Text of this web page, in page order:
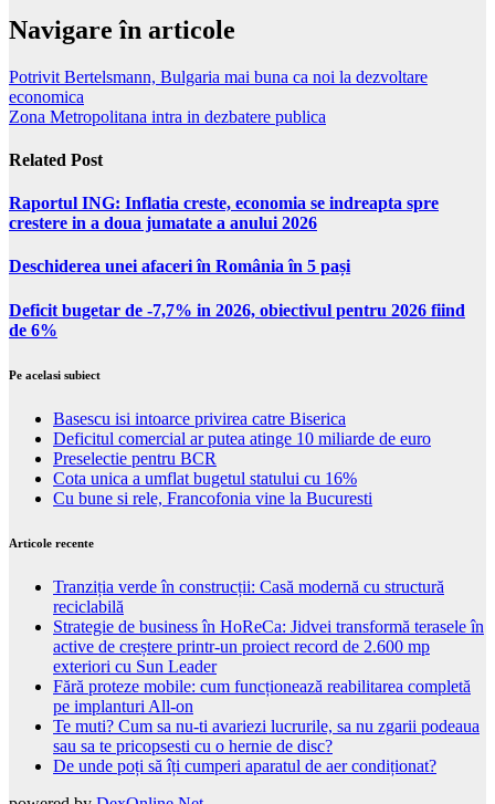
Navigare în articole
Potrivit Bertelsmann, Bulgaria mai buna ca noi la dezvoltare
economica
Zona Metropolitana intra in dezbatere publica
Related Post
Raportul ING: Inflatia creste, economia se indreapta spre
crestere in a doua jumatate a anului 2026
Deschiderea unei afaceri în România în 5 pași
Deficit bugetar de -7,7% in 2026, obiectivul pentru 2026 fiind
de 6%
Pe acelasi subiect
Basescu isi intoarce privirea catre Biserica
Deficitul comercial ar putea atinge 10 miliarde de euro
Preselectie pentru BCR
Cota unica a umflat bugetul statului cu 16%
Cu bune si rele, Francofonia vine la Bucuresti
Articole recente
Tranziția verde în construcții: Casă modernă cu structură
reciclabilă
Strategie de business în HoReCa: Jidvei transformă terasele în
active de creștere printr-un proiect record de 2.600 mp
exteriori cu Sun Leader
Fără proteze mobile: cum funcționează reabilitarea completă
pe implanturi All-on
Te muti? Cum sa nu-ti avariezi lucrurile, sa nu zgarii podeaua
sau sa te pricopsesti cu o hernie de disc?
De unde poți să îți cumperi aparatul de aer condiționat?